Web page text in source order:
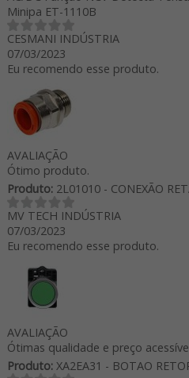
Minipa ET-1110B
CESMANI INDÚSTRIA
07/03/2023
Eu recomendo esse produto.
AVALIAÇÃO
Ótimo produto.
Produto:2L01010 - CONEXÃO
MV TECH INDÚSTRIA
07/03/2023
Eu recomendo esse produto.
AVALIAÇÃO
Ótimas qualidade e preço
Produto:XA2EA31 - BOTAO